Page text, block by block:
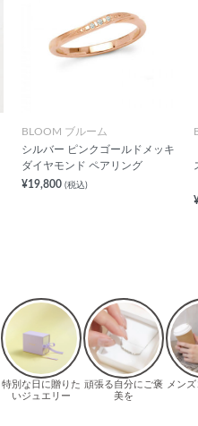
BLOOM ブルーム
シルバー ピンクゴールドメッキ
ダイヤモンド ペアリング
¥19,800 (税込)